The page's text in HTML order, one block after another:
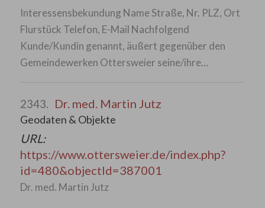
Interessensbekundung Name Straße, Nr. PLZ, Ort
Flurstück Telefon, E-Mail Nachfolgend
Kunde/Kundin genannt, äußert gegenüber den
Gemeindewerken Ottersweier seine/ihre…
2343. Dr. med. Martin Jutz
Geodaten & Objekte
URL:
https://www.ottersweier.de/index.php?
id=480&objectId=387001
Dr. med. Martin Jutz